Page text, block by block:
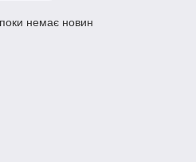
немає новин